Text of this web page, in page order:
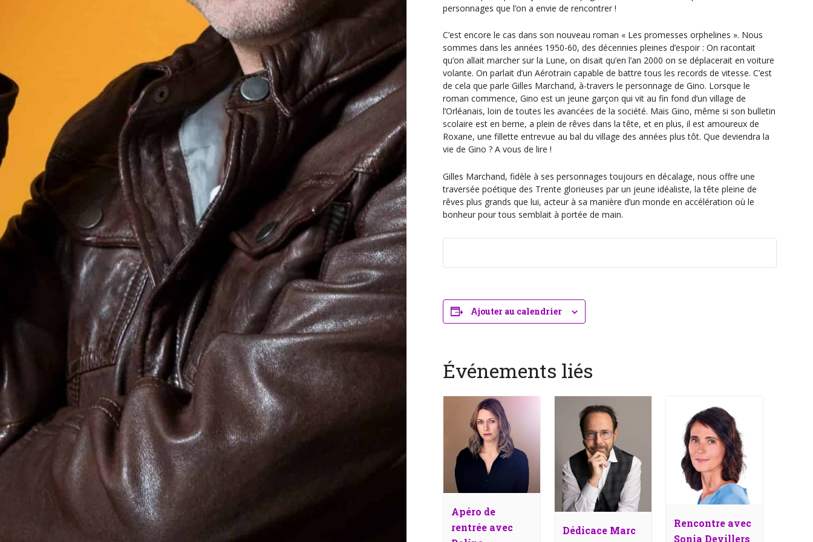
personnages que l’on a envie de rencontrer !
C’est encore le cas dans son nouveau roman « Les promesses orphelines ». Nous
sommes dans les années 1950-60, des décennies pleines d’espoir : On racontait
qu’on allait marcher sur la Lune, on disait qu’en l’an 2000 on se déplacerait en voiture
volante. On parlait d’un Aérotrain capable de battre tous les records de vitesse. C’est
de cela que parle Gilles Marchand, à-travers le personnage de Gino. Lorsque le
roman commence, Gino est un jeune garçon qui vit au fin fond d’un village de
l’Orléanais, loin de toutes les avancées de la société. Mais Gino, même si son bulletin
scolaire est en berne, a plein de rêves dans la tête, et en plus, il est amoureux de
Roxane, une fillette entrevue au bal du village des années plus tôt. Que deviendra la
vie de Gino ? A vous de lire !
Gilles Marchand, fidèle à ses personnages toujours en décalage, nous offre une
traversée poétique des Trente glorieuses par un jeune idéaliste, la tête pleine de
rêves plus grands que lui, acteur à sa manière d’un monde en accélération où le
bonheur pour tous semblait à portée de main.
Ajouter au calendrier
Événements liés
Apéro de
rentrée avec
Dédicace Marc
Rencontre avec
Sonia Devillers